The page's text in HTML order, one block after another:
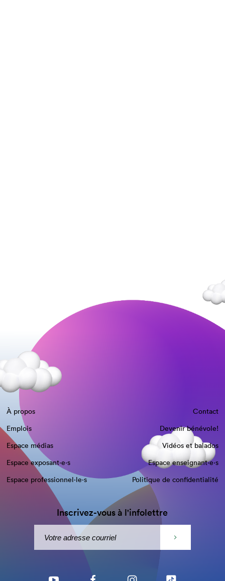
À propos
Contact
Emplois
Devenir bénévole!
Espace médias
Vidéos et balados
Espace exposant·e⋅s
Espace enseignant·e⋅s
Espace professionnel·le⋅s
Politique de confidentialité
Inscrivez-vous à l'infolettre